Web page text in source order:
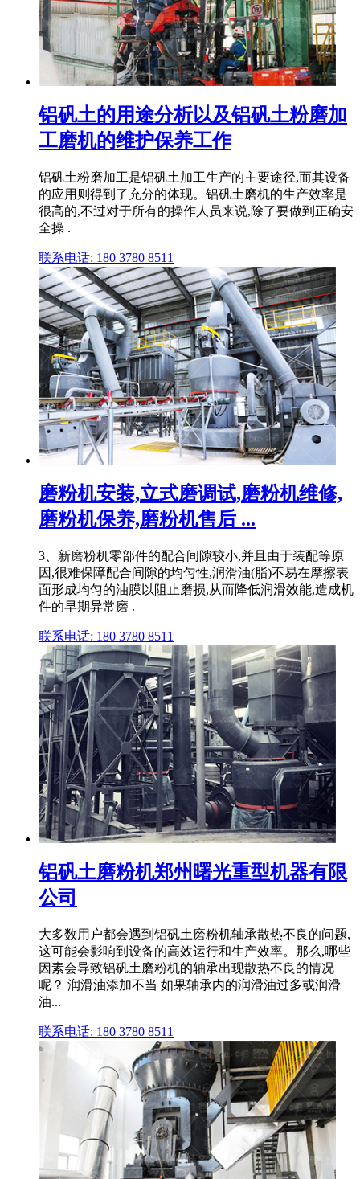
铝矾土的用途分析以及铝矾土粉磨加
工磨机的维护保养工作
铝矾土粉磨加工是铝矾土加工生产的主要途径,而其设备
的应用则得到了充分的体现。铝矾土磨机的生产效率是
很高的,不过对于所有的操作人员来说,除了要做到正确安
全操 .
联系电话: 180 3780 8511
磨粉机安装,立式磨调试,磨粉机维修,
磨粉机保养,磨粉机售后 ...
3、新磨粉机零部件的配合间隙较小,并且由于装配等原
因,很难保障配合间隙的均匀性,润滑油(脂)不易在摩擦表
面形成均匀的油膜以阻止磨损,从而降低润滑效能,造成机
件的早期异常磨 .
联系电话: 180 3780 8511
铝矾土磨粉机郑州曙光重型机器有限
公司
大多数用户都会遇到铝矾土磨粉机轴承散热不良的问题,
这可能会影响到设备的高效运行和生产效率。那么,哪些
因素会导致铝矾土磨粉机的轴承出现散热不良的情况
呢？ 润滑油添加不当 如果轴承内的润滑油过多或润滑
油...
联系电话: 180 3780 8511